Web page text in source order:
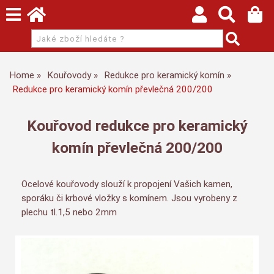
Home Kouřovody
Redukce pro keramický komín
Redukce pro keramický komín převlečná 200/200
Kouřovod redukce pro keramický
komín převlečná 200/200
Ocelové kouřovody slouží k propojení Vašich kamen,
sporáku či krbové vložky s komínem. Jsou vyrobeny z
plechu tl.1,5 nebo 2mm